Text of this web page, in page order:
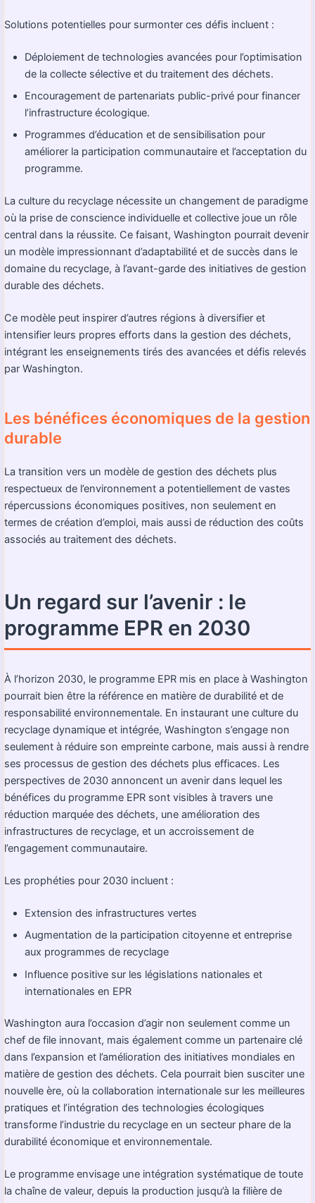
Solutions potentielles pour surmonter ces défis incluent :
Déploiement de technologies avancées pour l’optimisation
de la collecte sélective et du traitement des déchets.
Encouragement de partenariats public-privé pour financer
l’infrastructure écologique.
Programmes d’éducation et de sensibilisation pour
améliorer la participation communautaire et l’acceptation du
programme.
La culture du recyclage nécessite un changement de paradigme
où la prise de conscience individuelle et collective joue un rôle
central dans la réussite. Ce faisant, Washington pourrait devenir
un modèle impressionnant d’adaptabilité et de succès dans le
domaine du recyclage, à l’avant-garde des initiatives de gestion
durable des déchets.
Ce modèle peut inspirer d’autres régions à diversifier et
intensifier leurs propres efforts dans la gestion des déchets,
intégrant les enseignements tirés des avancées et défis relevés
par Washington.
Les bénéfices économiques de la gestion
durable
La transition vers un modèle de gestion des déchets plus
respectueux de l’environnement a potentiellement de vastes
répercussions économiques positives, non seulement en
termes de création d’emploi, mais aussi de réduction des coûts
associés au traitement des déchets.
Un regard sur l’avenir : le
programme EPR en 2030
À l’horizon 2030, le programme EPR mis en place à Washington
pourrait bien être la référence en matière de durabilité et de
responsabilité environnementale. En instaurant une culture du
recyclage dynamique et intégrée, Washington s’engage non
seulement à réduire son empreinte carbone, mais aussi à rendre
ses processus de gestion des déchets plus efficaces. Les
perspectives de 2030 annoncent un avenir dans lequel les
bénéfices du programme EPR sont visibles à travers une
réduction marquée des déchets, une amélioration des
infrastructures de recyclage, et un accroissement de
l’engagement communautaire.
Les prophéties pour 2030 incluent :
Extension des infrastructures vertes
Augmentation de la participation citoyenne et entreprise
aux programmes de recyclage
Influence positive sur les législations nationales et
internationales en EPR
Washington aura l’occasion d’agir non seulement comme un
chef de file innovant, mais également comme un partenaire clé
dans l’expansion et l’amélioration des initiatives mondiales en
matière de gestion des déchets. Cela pourrait bien susciter une
nouvelle ère, où la collaboration internationale sur les meilleures
pratiques et l’intégration des technologies écologiques
transforme l’industrie du recyclage en un secteur phare de la
durabilité économique et environnementale.
Le programme envisage une intégration systématique de toute
la chaîne de valeur, depuis la production jusqu’à la filière de